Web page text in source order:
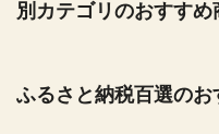
別カテゴリのおすすめ
ふるさと納税百選のお